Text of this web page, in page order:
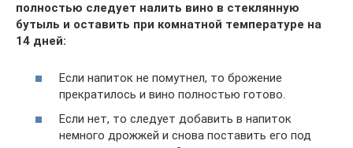
полностью следует налить вино в стеклянную
бутыль и оставить при комнатной температуре на
14 дней:
Если напиток не помутнел, то брожение
прекратилось и вино полностью готово.
Если нет, то следует добавить в напиток
немного дрожжей и снова поставить его под